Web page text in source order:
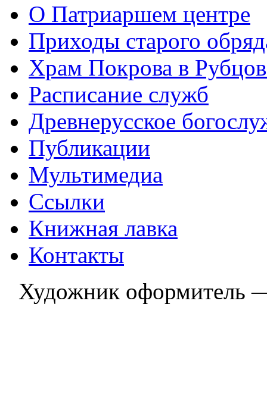
О Патриаршем центре
Приходы старого
Храм Покрова в
Расписание служб
Древнерусское
Публикации
Мультимедиа
Ссылки
Книжная лавка
Контакты
Художник оформитель